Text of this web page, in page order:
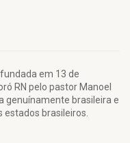
em 13 de
RN pelo pastor Manoel
genuínamente brasileira e
brasileiros.